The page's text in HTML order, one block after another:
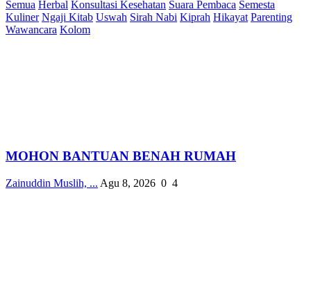
Semua Herbal Konsultasi Kesehatan Suara Pembaca Semesta
Kuliner Ngaji Kitab Uswah Sirah Nabi Kiprah Hikayat Parenting
Wawancara Kolom
MOHON BANTUAN BENAH RUMAH
Zainuddin Muslih, ... Agu 8, 2026 0 4